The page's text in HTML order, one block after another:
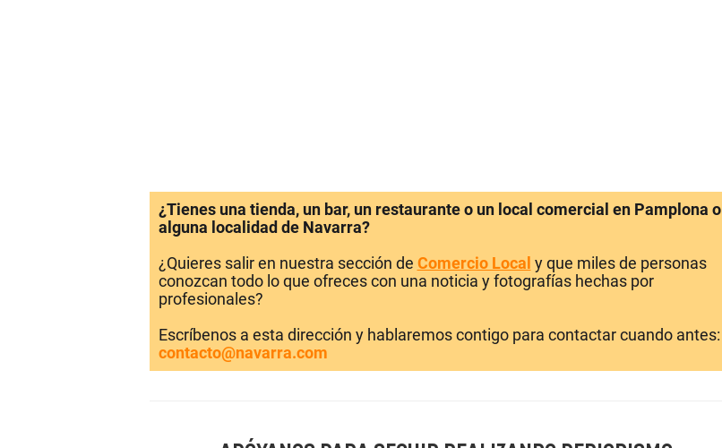
¿Tienes una tienda, un bar, un restaurante o un local comercial en Pamplona o
alguna localidad de Navarra?
¿Quieres salir en nuestra sección de Comercio Local y que miles de personas
conozcan todo lo que ofreces con una noticia y fotografías hechas por
profesionales?
Escríbenos a esta dirección y hablaremos contigo para contactar cuando antes:
contacto@navarra.com